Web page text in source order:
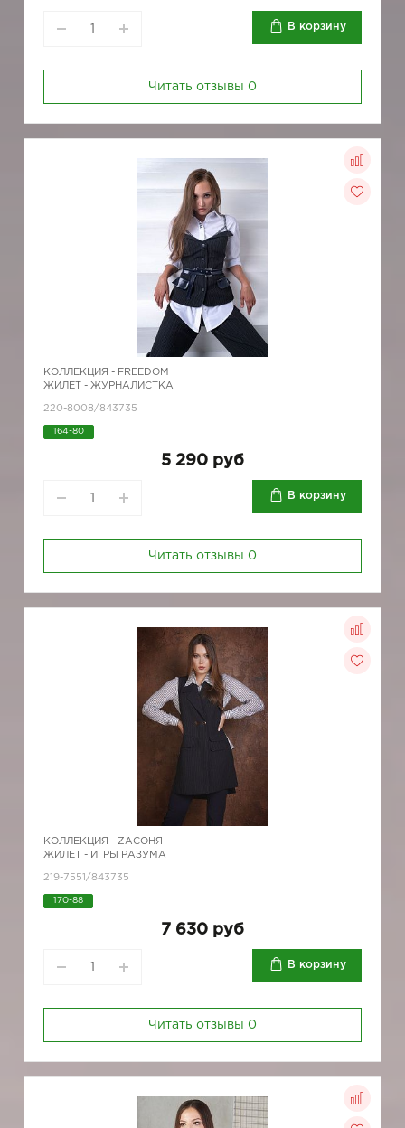
В корзину
Читать отзывы 0
КОЛЛЕКЦИЯ - FREEDOM
ЖИЛЕТ - ЖУРНАЛИСТКА
220-8008/843735
164-80
5 290 руб
В корзину
Читать отзывы 0
КОЛЛЕКЦИЯ - ZAСОНЯ
ЖИЛЕТ - ИГРЫ РАЗУМА
219-7551/843735
170-88
7 630 руб
В корзину
Читать отзывы 0